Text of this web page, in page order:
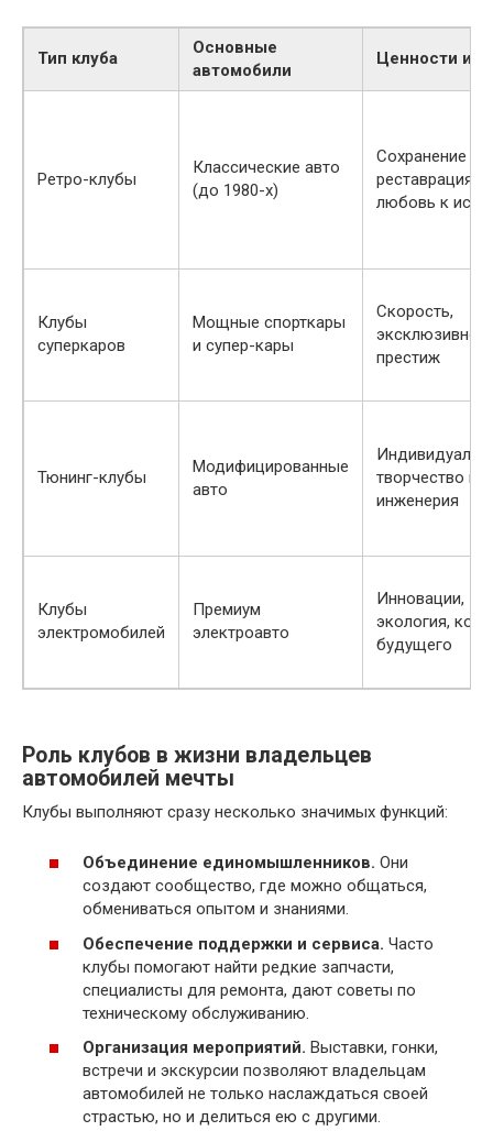
Тип клуба
Основные
автомобили
Ценности и
Ретро-клубы
Классические авто
(до 1980-х)
Сохранение и
реставрация,
любовь к
Клубы
суперкаров
Мощные спорткары
и супер-кары
Скорость,
престиж
Тюнинг-клубы
Модифицированные
авто
творчество и
инженерия
Клубы
электромобилей
Премиум
электроавто
Инновации,
экология,
будущего
Роль клубов в жизни владельцев
автомобилей мечты
Клубы выполняют сразу несколько значимых функций:
Объединение единомышленников. Они
создают сообщество, где можно общаться,
обмениваться опытом и знаниями.
Обеспечение поддержки и сервиса. Часто
клубы помогают найти редкие запчасти,
специалисты для ремонта, дают советы по
техническому обслуживанию.
Организация мероприятий. Выставки, гонки,
встречи и экскурсии позволяют владельцам
автомобилей не только наслаждаться своей
страстью, но и делиться ею с другими.